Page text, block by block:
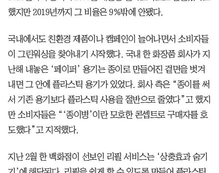
했지만 2019년까지 그 비율은 9%밖에 안됐다.
국내에서도 친환경 제품이나 캠페인이 늘어나면서 소비자들
이 그린워싱을 찾아내기 시작했다. 국내 한 화장품 회사가 지
난해 내놓은 ‘페이퍼’ 용기는 종이로 만들어진 겉면을 벗겨
내면 그 안에 플라스틱 용기가 있었다. 회사 측은 “종이를 써
서 기존 용기보다 플라스틱 사용을 절반으로 줄였다”고 했지
만 소비자들은 “‘종이병’이란 모호한 콘셉트로 구매자를 호
도했다”고 지적했다.
지난 2월 한 백화점이 선보인 리필 서비스는 ‘상충효과 숨기